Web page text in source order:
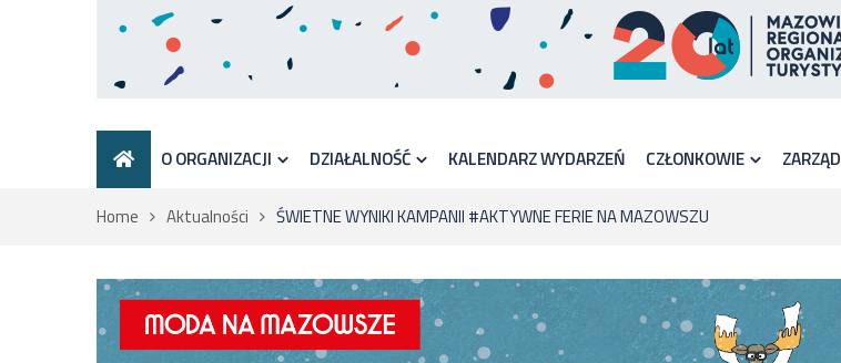
O ORGANIZACJI DZIAŁALNOŚĆ KALENDARZ WYDARZEŃ CZŁONKOWIE ZARZĄD
Home Aktualności ŚWIETNE WYNIKI KAMPANII #AKTYWNE FERIE NA MAZOWSZU